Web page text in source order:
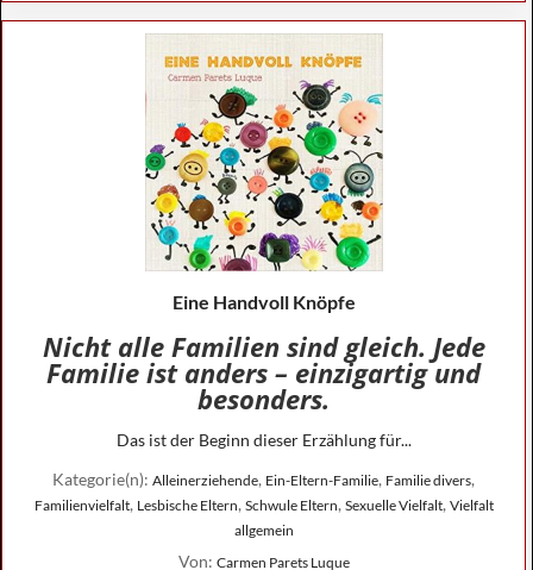
Eine Handvoll Knöpfe
Nicht alle Familien sind gleich. Jede
Familie ist anders – einzigartig und
besonders.
Das ist der Beginn dieser Erzählung für...
Kategorie(n): Alleinerziehende, Ein-Eltern-Familie, Familie divers,
Familienvielfalt, Lesbische Eltern, Schwule Eltern, Sexuelle Vielfalt, Vielfalt
allgemein
Von: Carmen Parets Luque